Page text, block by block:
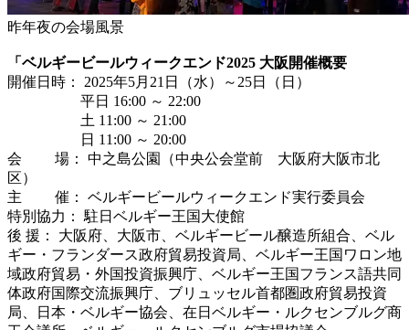
昨年夜の会場風景
「ベルギービールウィークエンド2025 大阪開催概要
開催日時： 2025年5月21日（水）～25日（日）
平日 16:00 ～ 22:00
土 11:00 ～ 21:00
日 11:00 ～ 20:00
会 場： 中之島公園（中央公会堂前 大阪府大阪市北
区）
主 催： ベルギービールウィークエンド実行委員会
特別協力： 駐日ベルギー王国大使館
後 援： 大阪府、大阪市、ベルギービール醸造所組合、ベル
ギー・フランダース政府貿易投資局、ベルギー王国ワロン地
域政府貿易・外国投資振興庁、ベルギー王国フランス語共同
体政府国際交流振興庁、ブリュッセル首都圏政府貿易投資
局、日本・ベルギー協会、在日ベルギー・ルクセンブルグ商